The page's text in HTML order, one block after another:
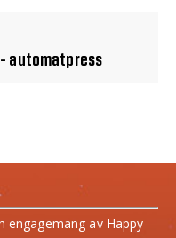
- automatpress
engagemang av Happy